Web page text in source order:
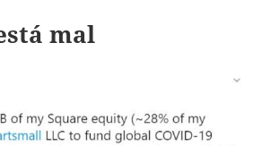
mal